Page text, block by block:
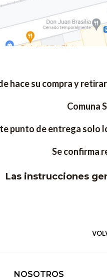
hace su compra y
Comuna
punto de entrega solo
Se confirma
Las instrucciones
NOSOTROS